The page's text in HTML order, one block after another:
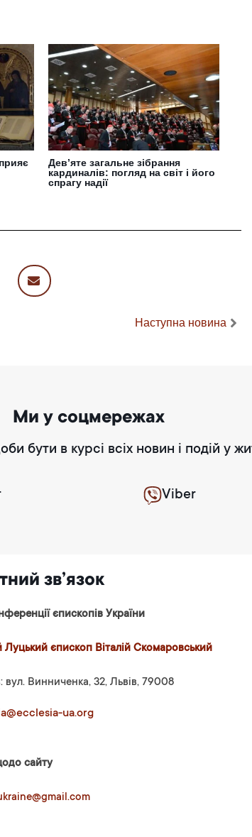
Дев’яте загальне зібрання
кардиналів: погляд на світ і його
спрагу надії
Наступна новина
Ми у соцмережах
бути в курсі всіх новин і подій у
Viber
зв’язок
єпископів України
Луцький єпископ Віталій Скомаровський
вул. Винниченка, 32, Львів, 79008
ua.org
сайту